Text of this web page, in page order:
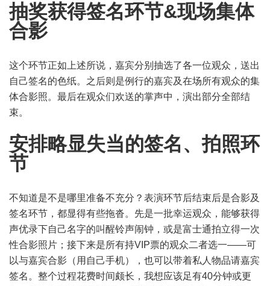
抽奖获得签名环节&现场集体
合影
这个环节正如上述所说，嘉宾分别抽选了各一位观众，送出
自己签名的色纸。之后则是例行的嘉宾及在场所有观众的集
体合影照。最后在观众们欢送的掌声中，演出部分全部结
束。
安排略显失当的签名、拍照环
节
不知道是不是哪里准备不充分？表演环节后结束后是合影及
签名环节，都显得有些拖沓。先是一批幸运观众，能够获得
声优录下自己名字的叫醒铃声闹钟，或是富士通拍立得一次
性合影照片；接下来是所有持VIP票的观众二者选一——可
以与嘉宾合影（用自己手机），也可以带着私人物品请嘉宾
签名。整个过程花费时间颇长，我想应该足有40分钟或更